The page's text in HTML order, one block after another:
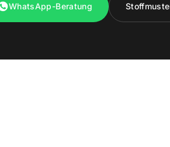
WhatsApp-Beratung